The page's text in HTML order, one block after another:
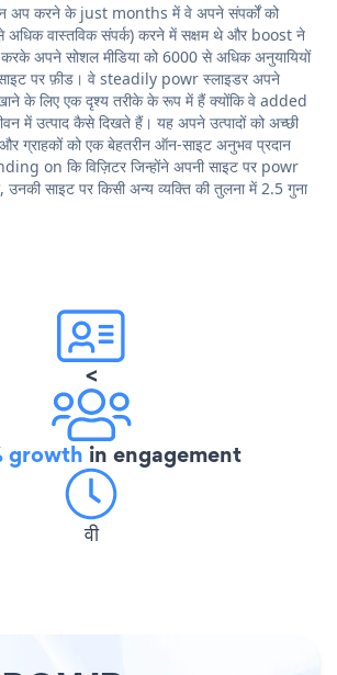
अप करने के just months में वे अपने संपर्कों को
वास्तविक संपर्क) करने में सक्षम थे और boost ने
अपने सोशल मीडिया को 6000 से अधिक अनुयायियों
पर फ़ीड। वे steadily powr स्लाइडर अपने
के लिए एक दृश्य तरीके के रूप में हैं क्योंकि वे added
में उत्पाद कैसे दिखते हैं। यह अपने उत्पादों को अच्छी
ग्राहकों को एक बेहतरीन ऑन-साइट अनुभव प्रदान
on कि विज़िटर जिन्होंने अपनी साइट पर powr
उनकी साइट पर किसी अन्य व्यक्ति की तुलना में 2.5 गुना
<
growth in engagement
वी